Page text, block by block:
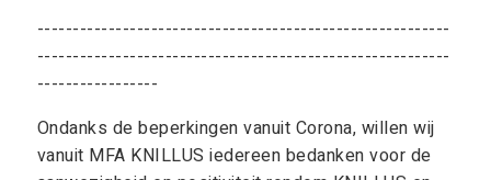
----------------------------------------------------------
----------------------------------------------------------
-----------------
Ondanks de beperkingen vanuit Corona, willen wij
vanuit MFA KNILLUS iedereen bedanken voor de